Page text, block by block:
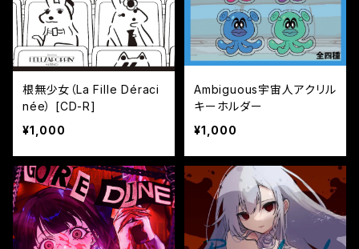
根無少女（La Fille Déraci
née） [CD-R]
¥1,000
Ambiguous宇宙人アクリル
キーホルダー
¥1,000